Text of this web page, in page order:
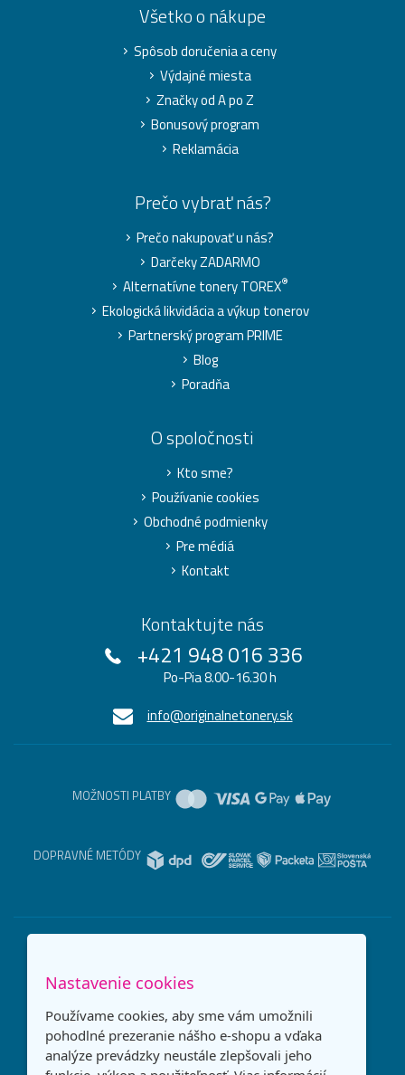
Všetko o nákupe
Spôsob doručenia a ceny
Výdajné miesta
Značky od A po Z
Bonusový program
Reklamácia
Prečo vybrať nás?
Prečo nakupovať u nás?
Darčeky ZADARMO
Alternatívne tonery TOREX®
Ekologická likvidácia a výkup tonerov
Partnerský program PRIME
Blog
Poradňa
O spoločnosti
Kto sme?
Používanie cookies
Obchodné podmienky
Pre médiá
Kontakt
Kontaktujte nás
+421 948 016 336
Po-Pia 8.00-16.30 h
info@originalnetonery.sk
MOŽNOSTI PLATBY
DOPRAVNÉ METÓDY
Nastavenie cookies
Používame cookies, aby sme vám umožnili
pohodlné prezeranie nášho e-shopu a vďaka
analýze prevádzky neustále zlepšovali jeho